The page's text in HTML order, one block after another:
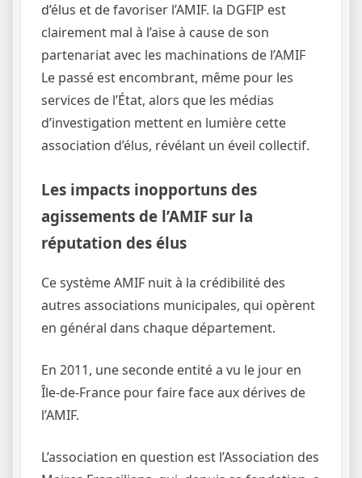
d’élus et de favoriser l’AMIF. la DGFIP est
clairement mal à l’aise à cause de son
partenariat avec les machinations de l’AMIF
Le passé est encombrant, même pour les
services de l’État, alors que les médias
d’investigation mettent en lumière cette
association d’élus, révélant un éveil collectif.
Les impacts inopportuns des
agissements de l’AMIF sur la
réputation des élus
Ce système AMIF nuit à la crédibilité des
autres associations municipales, qui opèrent
en général dans chaque département.
En 2011, une seconde entité a vu le jour en
Île-de-France pour faire face aux dérives de
l’AMIF.
L’association en question est l’Association des